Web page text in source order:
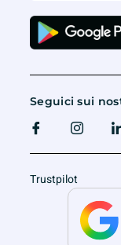
Seguici sui
Trustpilot